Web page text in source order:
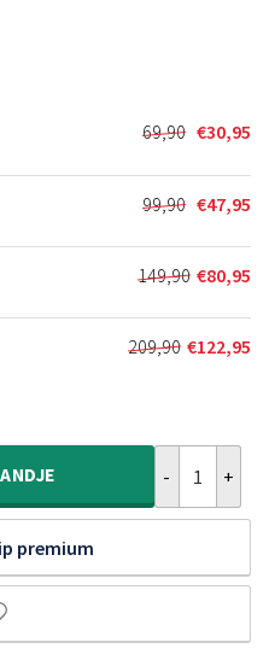
69,90
prijs
was:
€69,90.
€30,95
Huidige
prijs
is:
€30,95.
99,90
prijs
was:
€99,90.
€47,95
Huidige
prijs
is:
€47,95.
149,90
prijs
was:
€149,90.
€80,95
Huidige
prijs
is:
€80,95.
209,90 €122,95
Huidige
premium